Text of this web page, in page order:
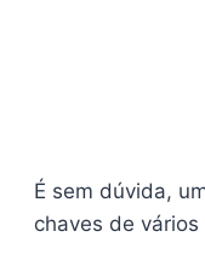
É sem dúvida,
chaves de